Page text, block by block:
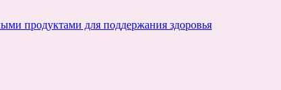
продуктами для поддержания здоровья